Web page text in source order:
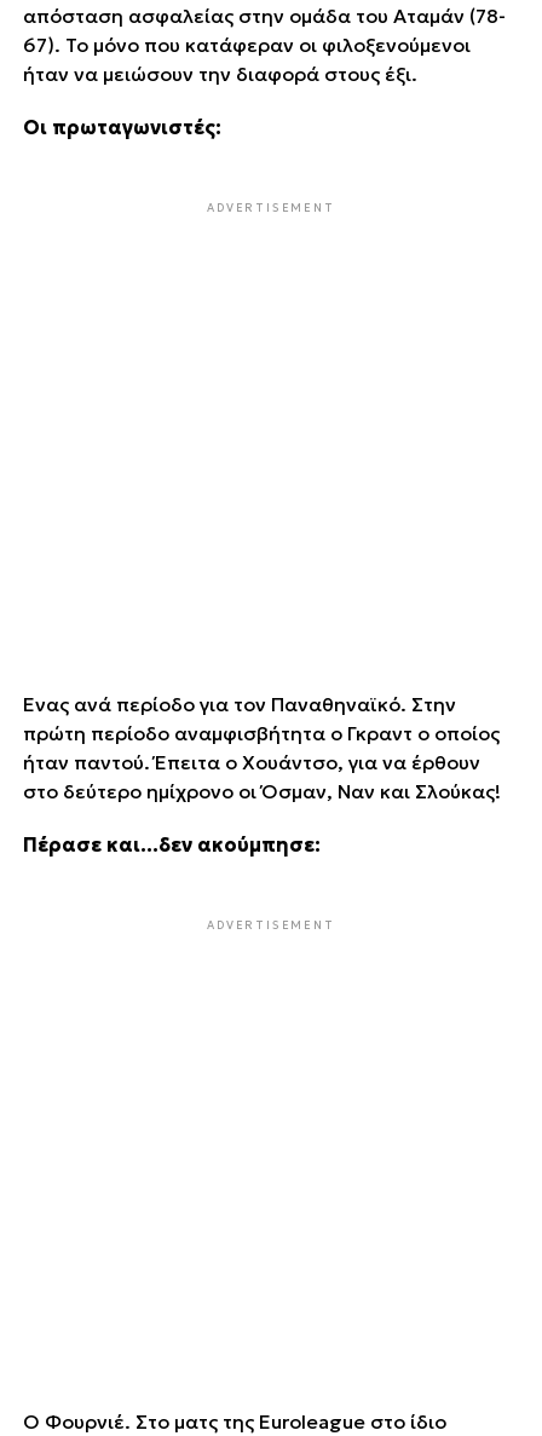
απόσταση ασφαλείας στην ομάδα του Αταμάν (78-
67). Το μόνο που κατάφεραν οι φιλοξενούμενοι
ήταν να μειώσουν την διαφορά στους έξι.
Οι πρωταγωνιστές:
ADVERTISEMENT
Ένας ανά περίοδο για τον Παναθηναϊκό. Στην
πρώτη περίοδο αναμφισβήτητα ο Γκραντ ο οποίος
ήταν παντού. Έπειτα ο Χουάντσο, για να έρθουν
στο δεύτερο ημίχρονο οι Όσμαν, Ναν και Σλούκας!
Πέρασε και…δεν ακούμπησε:
ADVERTISEMENT
Ο Φουρνιέ. Στο ματς της Euroleague στο ίδιο